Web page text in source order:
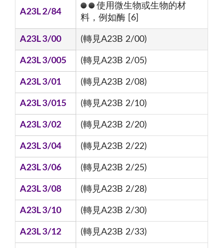
A23L 2/84
使用微生物或生物的材
料，例如酶 [6]
A23L 3/00 (轉見A23B 2/00)
A23L 3/005 (轉見A23B 2/05)
A23L 3/01 (轉見A23B 2/08)
A23L 3/015 (轉見A23B 2/10)
A23L 3/02 (轉見A23B 2/20)
A23L 3/04 (轉見A23B 2/22)
A23L 3/06 (轉見A23B 2/25)
A23L 3/08 (轉見A23B 2/28)
A23L 3/10 (轉見A23B 2/30)
A23L 3/12 (轉見A23B 2/33)